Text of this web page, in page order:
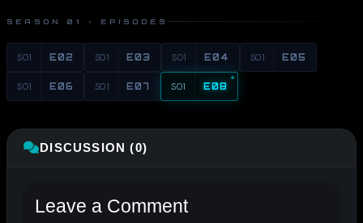
SEASON 01 · EPISODES
S01 E02 S01 E03 S01 E04 S01 E05
S01 E06 S01 E07 S01 E08
DISCUSSION (0)
Leave a Comment